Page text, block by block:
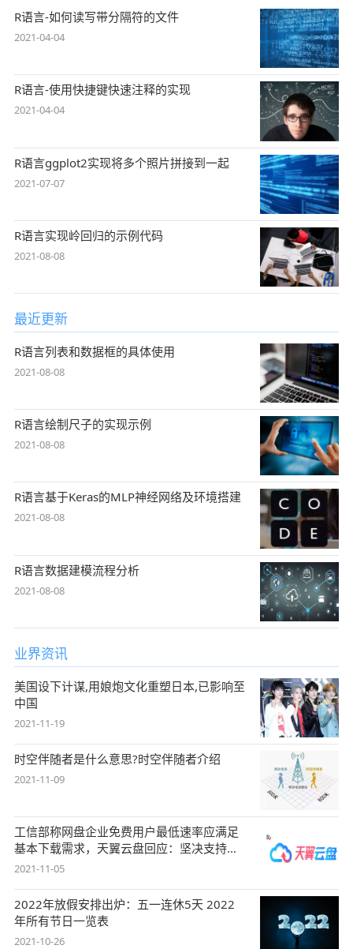
R语言-如何读写带分隔符的文件
2021-04-04
R语言-使用快捷键快速注释的实现
2021-04-04
R语言ggplot2实现将多个照片拼接到一起
2021-07-07
R语言实现岭回归的示例代码
2021-08-08
最近更新
R语言列表和数据框的具体使用
2021-08-08
R语言绘制尺子的实现示例
2021-08-08
R语言基于Keras的MLP神经网络及环境搭建
2021-08-08
R语言数据建模流程分析
2021-08-08
业界资讯
美国设下计谋,用娘炮文化重塑日本,已影响至
中国
2021-11-19
时空伴随者是什么意思?时空伴随者介绍
2021-11-09
工信部称网盘企业免费用户最低速率应满足
基本下载需求，天翼云盘回应：坚决支持，
始终
2021-11-05
2022年放假安排出炉：五一连休5天 2022
年所有节日一览表
2021-10-26